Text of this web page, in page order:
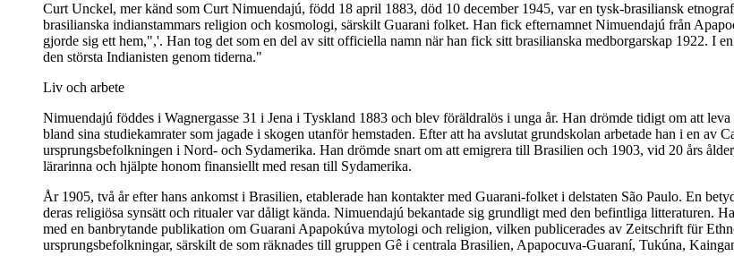
Curt Unckel, mer känd som Curt Nimuendajú, född 18 april 1883, död 10 december 1945, var en tysk-brasiliansk
brasilianska indianstammars religion och kosmologi, särskilt Guarani folket. Han fick efternamnet Nimuendajú från
gjorde sig ett hem,",'. Han tog det som en del av sitt officiella namn när han fick sitt brasilianska medborgarskap 1922. I
den största Indianisten genom tiderna."
Liv och arbete
Nimuendajú föddes i Wagnergasse 31 i Jena i Tyskland 1883 och blev föräldralös i unga år. Han drömde tidigt om att
bland sina studiekamrater som jagade i skogen utanför hemstaden. Efter att ha avslutat grundskolan arbetade han i en av
ursprungsbefolkningen i Nord- och Sydamerika. Han drömde snart om att emigrera till Brasilien och 1903, vid 20 års
lärarinna och hjälpte honom finansiellt med resan till Sydamerika.
År 1905, två år efter hans ankomst i Brasilien, etablerade han kontakter med Guarani-folket i delstaten São Paulo. En
deras religiösa synsätt och ritualer var dåligt kända. Nimuendajú bekantade sig grundligt med den befintliga litteraturen.
med en banbrytande publikation om Guarani Apapokúva mytologi och religion, vilken publicerades av Zeitschrift für
ursprungsbefolkningar, särskilt de som räknades till gruppen Gê i centrala Brasilien, Apapocuva-Guaraní, Tukúna,